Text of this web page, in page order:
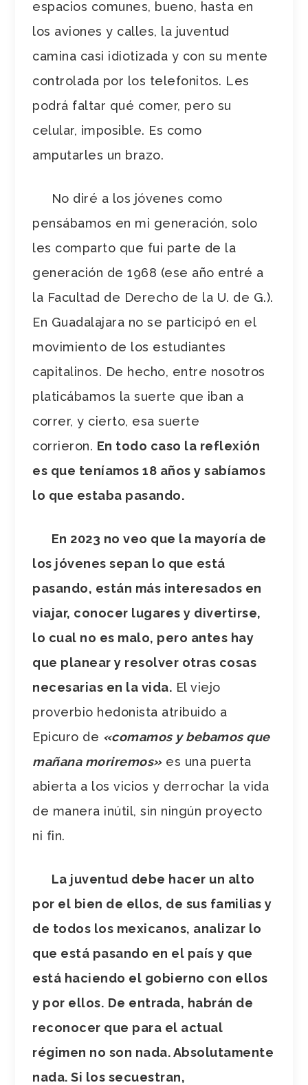
espacios comunes, bueno, hasta en
los aviones y calles, la juventud
camina casi idiotizada y con su mente
controlada por los telefonitos. Les
podrá faltar qué comer, pero su
celular, imposible. Es como
amputarles un brazo.
No diré a los jóvenes como
pensábamos en mi generación, solo
les comparto que fui parte de la
generación de 1968 (ese año entré a
la Facultad de Derecho de la U. de G.).
En Guadalajara no se participó en el
movimiento de los estudiantes
capitalinos. De hecho, entre nosotros
platicábamos la suerte que iban a
correr, y cierto, esa suerte
corrieron. En todo caso la reflexión
es que teníamos 18 años y sabíamos
lo que estaba pasando.
En 2023 no veo que la mayoría de
los jóvenes sepan lo que está
pasando, están más interesados en
viajar, conocer lugares y divertirse,
lo cual no es malo, pero antes hay
que planear y resolver otras cosas
necesarias en la vida. El viejo
proverbio hedonista atribuido a
Epicuro de «comamos y bebamos que
mañana moriremos»es una puerta
abierta a los vicios y derrochar la vida
de manera inútil, sin ningún proyecto
ni fin.
La juventud debe hacer un alto
por el bien de ellos, de sus familias y
de todos los mexicanos, analizar lo
que está pasando en el país y que
está haciendo el gobierno con ellos
y por ellos. De entrada, habrán de
reconocer que para el actual
régimen no son nada. Absolutamente
nada. Si los secuestran,